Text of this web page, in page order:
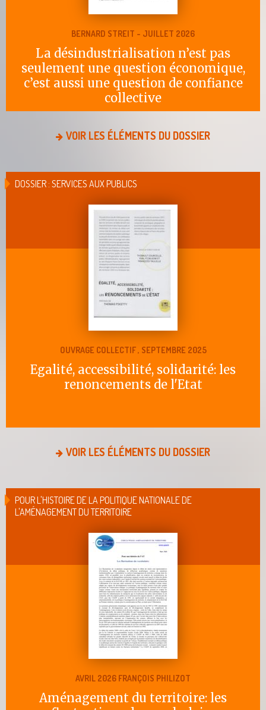
BERNARD STREIT - JUILLET 2026
La désindustrialisation n’est pas
seulement une question économique,
c’est aussi une question de confiance
collective
VOIR LES ÉLÉMENTS DU DOSSIER
DOSSIER : SERVICES AUX PUBLICS
OUVRAGE COLLECTIF , SEPTEMBRE 2025
Egalité, accessibilité, solidarité: les
renoncements de l'Etat
VOIR LES ÉLÉMENTS DU DOSSIER
POUR L'HISTOIRE DE LA POLITIQUE NATIONALE DE
L'AMÉNAGEMENT DU TERRITOIRE
AVRIL 2026 FRANÇOIS PHILIZOT
Aménagement du territoire: les